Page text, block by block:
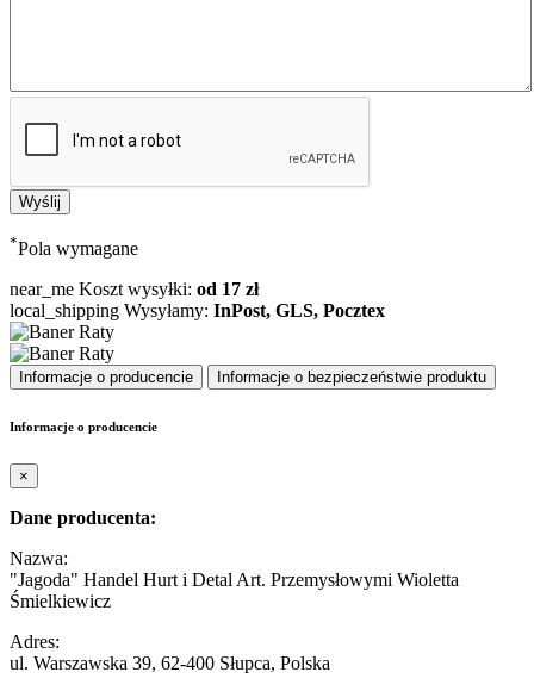
*Pola wymagane
near_me Koszt wysyłki: od 17 zł
local_shipping Wysyłamy: InPost, GLS, Pocztex
Informacje o producencie Informacje o bezpieczeństwie produktu
Informacje o producencie
×
Dane producenta:
Nazwa:
"Jagoda" Handel Hurt i Detal Art. Przemysłowymi Wioletta
Śmielkiewicz
Adres:
ul. Warszawska 39, 62-400 Słupca, Polska